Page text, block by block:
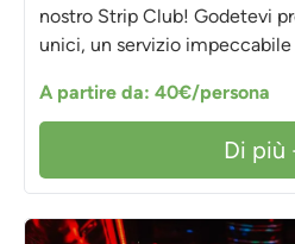
nostro Strip Club! Godetevi
unici, un servizio
A partire da: 40€/persona
Di più